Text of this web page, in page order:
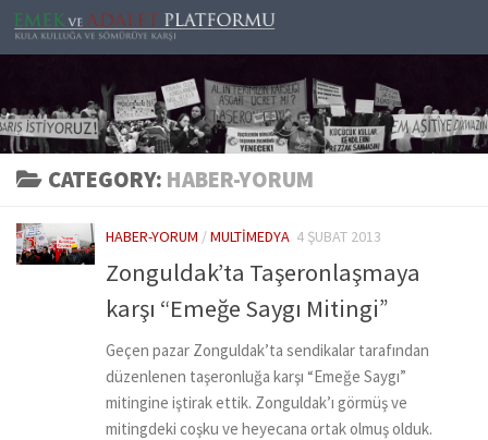
Skip to content
CATEGORY: HABER-YORUM
HABER-YORUM /MULTIMEDYA 4 ŞUBAT 2013
Zonguldak’ta Taşeronlaşmaya
karşı “Emeğe Saygı Mitingi”
Geçen pazar Zonguldak’ta sendikalar tarafından
düzenlenen taşeronluğa karşı “Emeğe Saygı”
mitingine iştirak ettik. Zonguldak’ı görmüş ve
mitingdeki coşku ve heyecana ortak olmuş olduk.